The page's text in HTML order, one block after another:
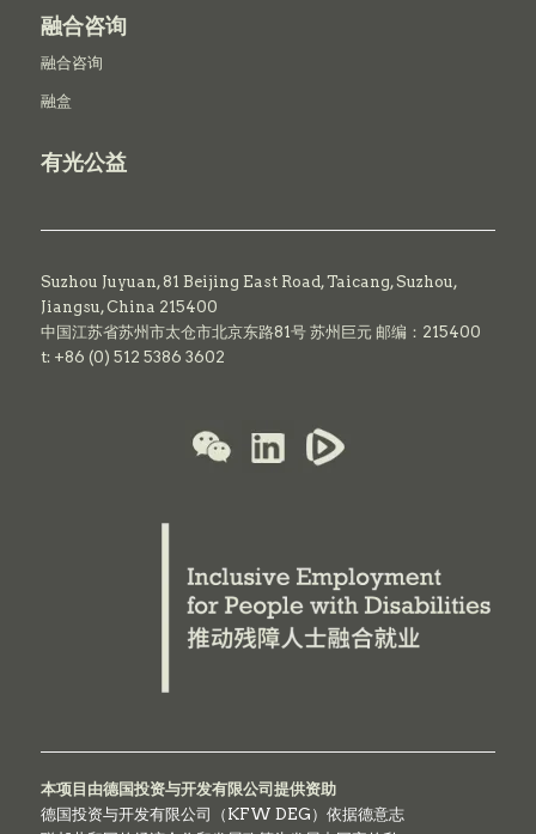
融合咨询
融合咨询
融盒
有光公益
Suzhou Juyuan, 81 Beijing East Road,Taicang,Suzhou,
Jiangsu, China 215400
中国江苏省苏州市太仓市北京东路81号 苏州巨元 邮编：215400
t: +86 (0) 512 5386 3602
本项目由德国投资与开发有限公司提供资助
德国投资与开发有限公司（KFW DEG）依据德意志